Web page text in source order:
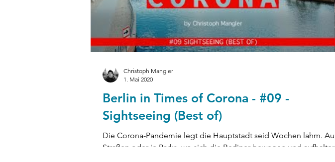
Berlin in Times of Corona - #09 -
Sightseeing (Best of)
Die Corona-Pandemie legt die Hauptstadt seid Wochen lahm. Auf
Straßen oder in Parks, wo sich die Berliner bewegen und aufhalten,
Christoph Mangler
1. Mai 2020